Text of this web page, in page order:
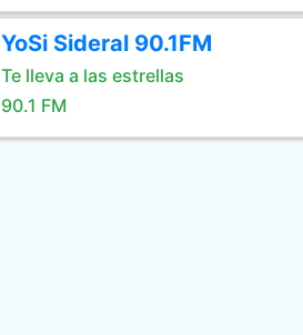
YoSi Sideral 90.1FM
Te lleva a las estrellas
90.1 FM